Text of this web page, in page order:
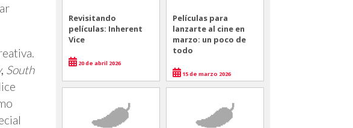
, South
Revisitando
películas: Inherent
Vice
20 de abril 2026
Películas para
lanzarte al cine en
marzo: un poco de
todo
15 de marzo 2026